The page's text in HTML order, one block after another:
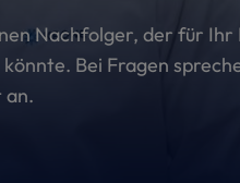
Nachfolger, der für Ihr
Bei Fragen
an.